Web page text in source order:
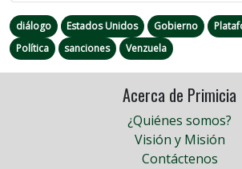
diálogo Estados Unidos Gobierno
Política
sanciones Venzuela
Acerca de Primicia
¿Quiénes somos?
Visión y Misión
Contáctenos